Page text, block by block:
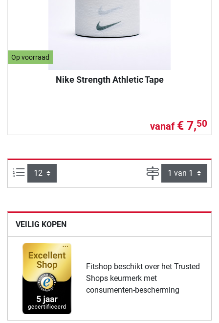
Op voorraad
Nike Strength Athletic Tape
vanaf € 7,50
Artikelen per pagina: Pagina
VEILIG KOPEN
Fitshop beschikt over het Trusted
Shops keurmerk met
consumenten-bescherming